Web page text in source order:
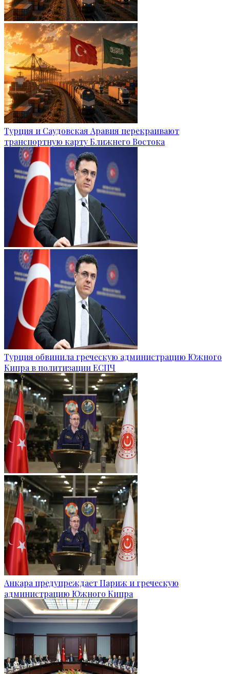
Турция и Саудовская Аравия перекраивают
транспортную карту Ближнего Востока
Турция обвинила греческую администрацию Южного
Кипра в политизации ЕСПЧ
Анкара предупреждает Париж и греческую
администрацию Южного Кипра